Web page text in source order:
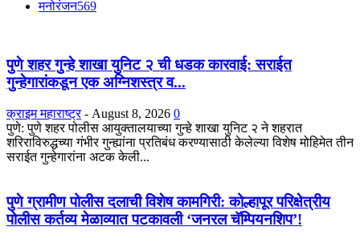
मनोरंजन569
पुणे शहर गुन्हे शाखा युनिट २ ची धडक कारवाई: सराईत
गुन्हेगारांकडून एक अग्निशस्त्र व...
क्राइम महाराष्ट्र - August 8, 2026 0
​पुणे: पुणे शहर पोलीस आयुक्तालयाच्या गुन्हे शाखा युनिट २ ने शहरात
शरिराविरुद्धच्या गंभीर गुन्ह्यांना प्रतिबंध करण्यासाठी केलेल्या विशेष मोहिमेत तीन
सराईत गुन्हेगारांना अटक केली...
पुणे ग्रामीण पोलीस दलाची विशेष कामगिरी: कोल्हापूर परिक्षेत्रीय
पोलीस कर्तव्य मेळाव्यात पटकावली ‘जनरल चॅम्पियनशिप’!